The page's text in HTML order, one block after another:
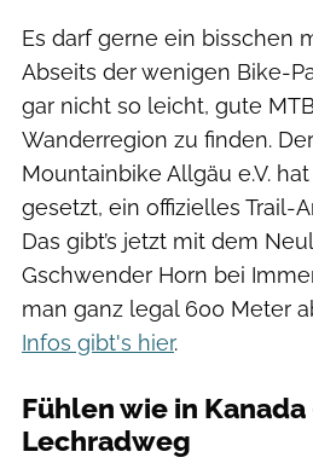
Es darf gerne ein bisschen
Abseits der wenigen Bike-
gar nicht so leicht, gute
Wanderregion zu finden.
Mountainbike Allgäu e.V.
gesetzt, ein offizielles Trail-
Das gibt’s jetzt mit dem
Gschwender Horn bei
man ganz legal 600 Meter
Infos gibt's hier.
Fühlen wie in Kanada
Lechradweg